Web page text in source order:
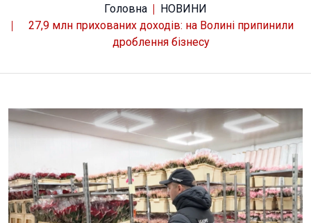
Головна
НОВИНИ
27,9 млн прихованих доходів: на Волині припинили
дроблення бізнесу